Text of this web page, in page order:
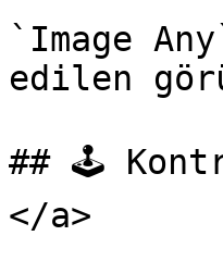
`Image
edilen
## 🕹️
</a>